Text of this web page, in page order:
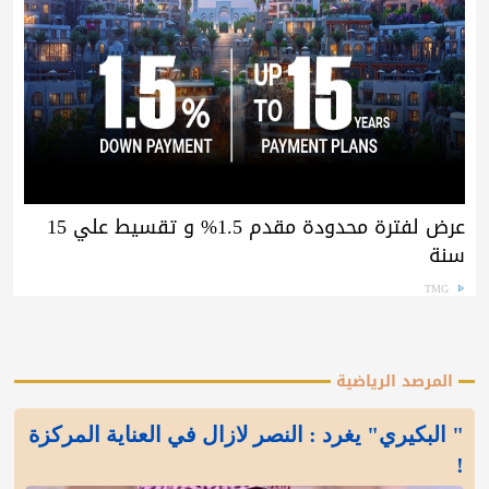
عرض لفترة محدودة مقدم 1.5% و تقسيط علي 15
سنة
TMG
المرصد الرياضية
" البكيري" يغرد : النصر لازال في العناية المركزة
!